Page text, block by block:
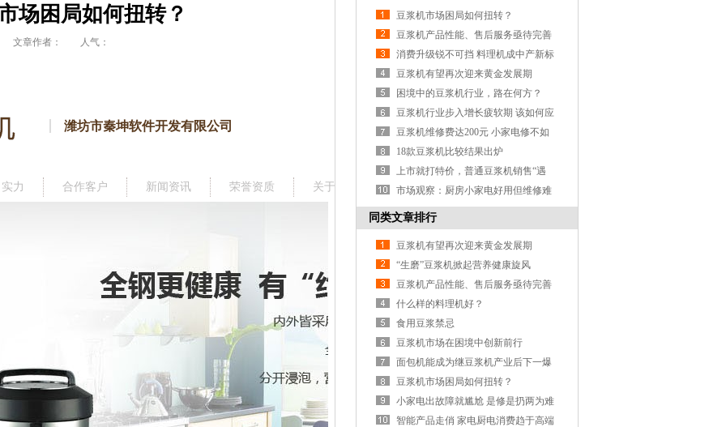
场困局如何扭转？
文章作者： 人气：
微信二维码 关于我们 联系我们
潍坊市秦坤软件开发有限公司
全国统一咨询热线
400-845-6658
力 合作客户 新闻资讯 荣誉资质 关于我们 联系我们
豆浆机市场困局如何扭转？
豆浆机产品性能、售后服务亟待完善
消费升级锐不可挡 料理机成中产新标
配
豆浆机有望再次迎来黄金发展期
困境中的豆浆机行业，路在何方？
豆浆机行业步入增长疲软期 该如何应
对？
豆浆机维修费达200元 小家电修不如
扔？
18款豆浆机比较结果出炉
上市就打特价，普通豆浆机销售“遇
冷”？
市场观察：厨房小家电好用但维修难
同类文章排行
豆浆机有望再次迎来黄金发展期
“生磨”豆浆机掀起营养健康旋风
豆浆机产品性能、售后服务亟待完善
什么样的料理机好？
食用豆浆禁忌
豆浆机市场在困境中创新前行
面包机能成为继豆浆机产业后下一爆
发点吗
豆浆机市场困局如何扭转？
小家电出故障就尴尬 是修是扔两为难
智能产品走俏 家电厨电消费趋于高端